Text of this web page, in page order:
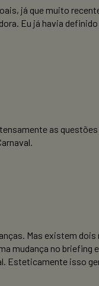
já que muito
Eu já havia
as
Mas existem
mudança no
Esteticamente isso